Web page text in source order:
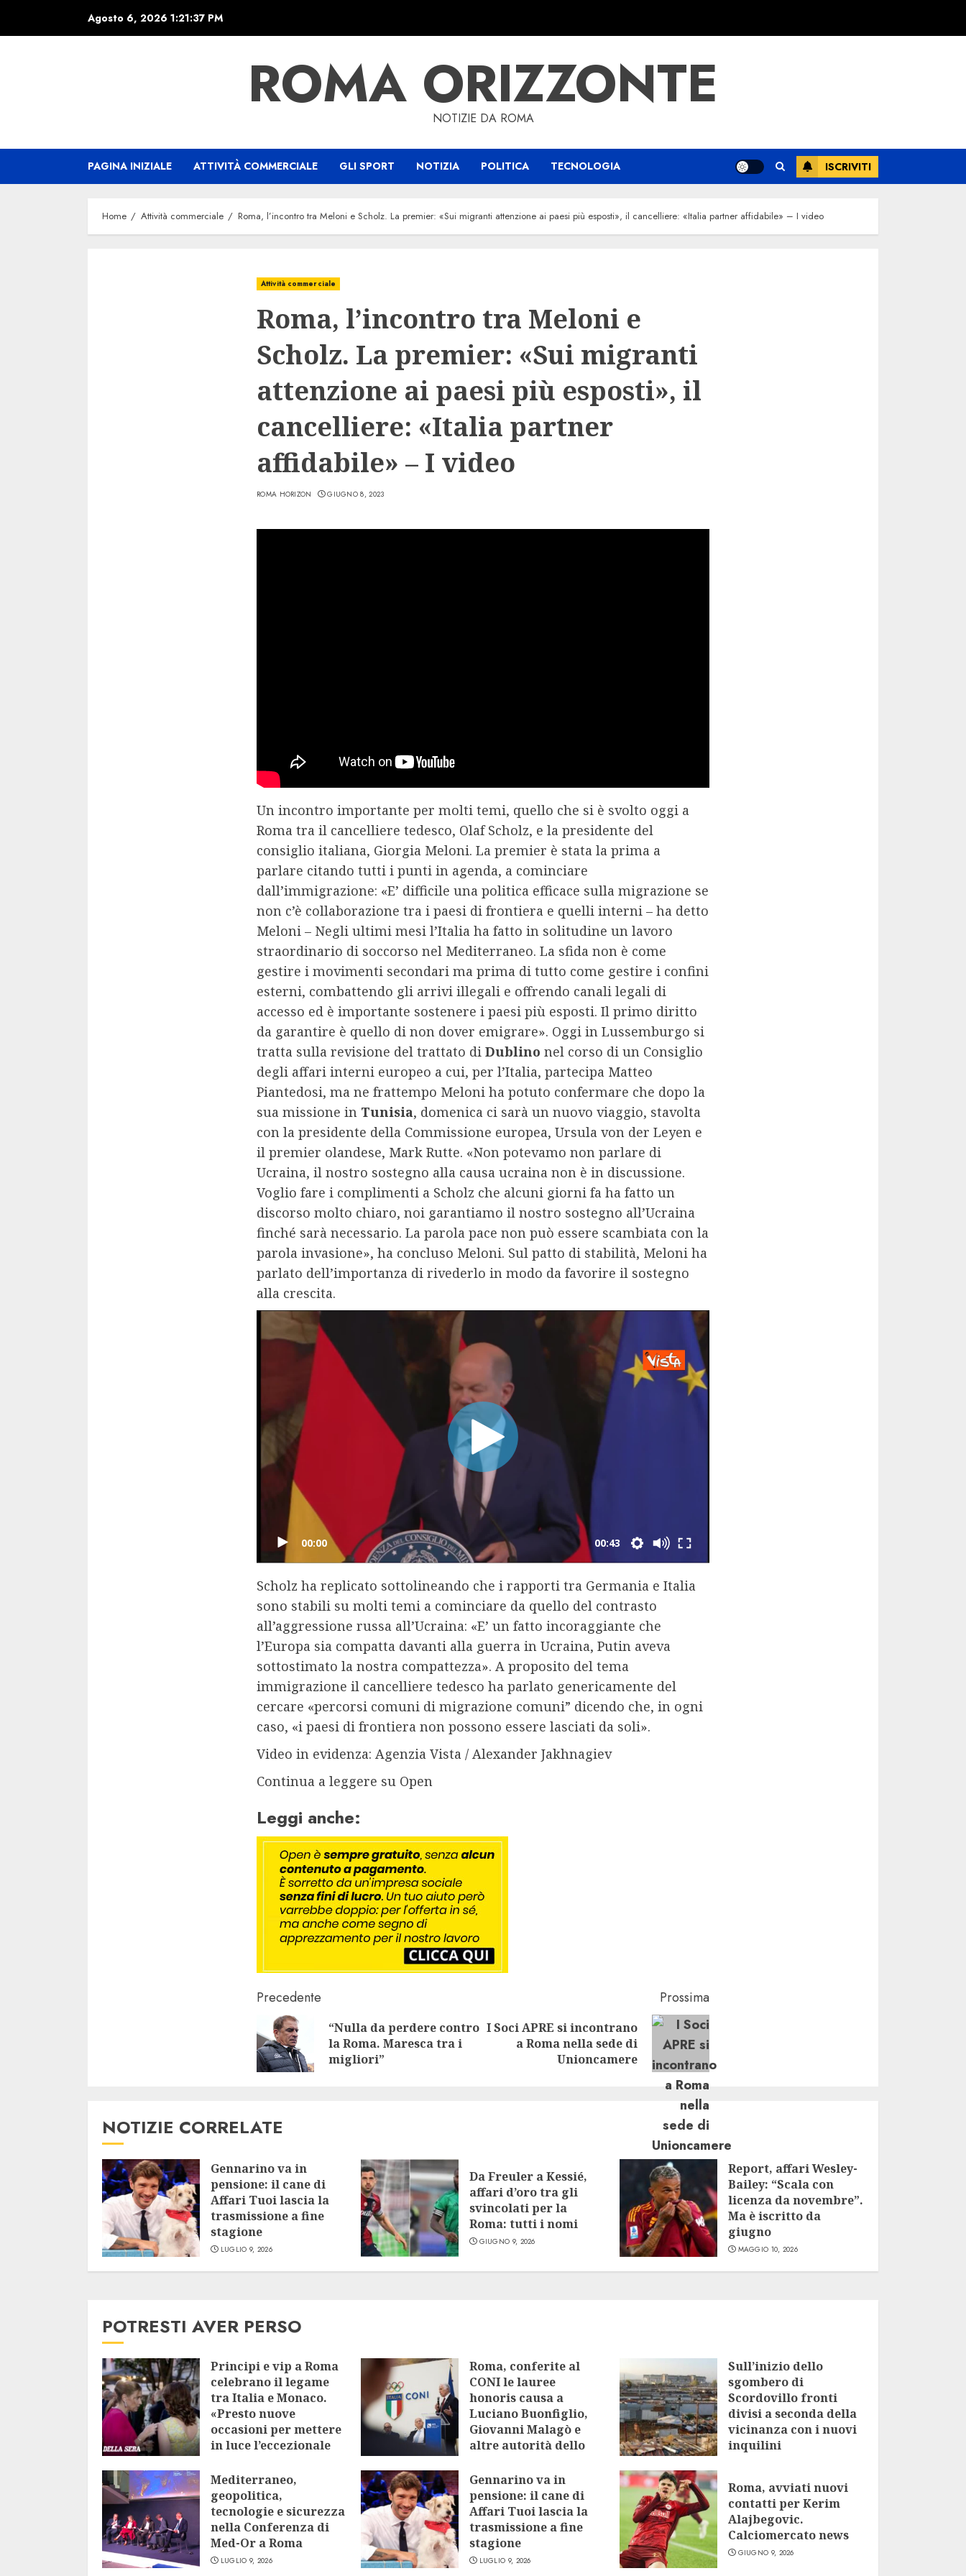
Agosto 6, 2026 1:21:38 PM
ROMA ORIZZONTE
NOTIZIE DA ROMA
PAGINA INIZIALE ATTIVITÀ COMMERCIALE GLI SPORT NOTIZIA POLITICA TECNOLOGIA ISCRIVITI
Home Attività commerciale Roma, l’incontro tra Meloni e Scholz. La premier: «Sui migranti attenzione ai paesi più esposti», il cancelliere: «Italia partner affidabile» – I video
Attività commerciale
Roma, l’incontro tra Meloni e
Scholz. La premier: «Sui migranti
attenzione ai paesi più esposti», il
cancelliere: «Italia partner
affidabile» – I video
ROMA HORIZON GIUGNO 8, 2023
Un incontro importante per molti temi, quello che si è svolto oggi a
Roma tra il cancelliere tedesco, Olaf Scholz, e la presidente del
consiglio italiana, Giorgia Meloni. La premier è stata la prima a
parlare citando tutti i punti in agenda, a cominciare
dall’immigrazione: «E’ difficile una politica efficace sulla migrazione se
non c’è collaborazione tra i paesi di frontiera e quelli interni – ha detto
Meloni – Negli ultimi mesi l’Italia ha fatto in solitudine un lavoro
straordinario di soccorso nel Mediterraneo. La sfida non è come
gestire i movimenti secondari ma prima di tutto come gestire i confini
esterni, combattendo gli arrivi illegali e offrendo canali legali di
accesso ed è importante sostenere i paesi più esposti. Il primo diritto
da garantire è quello di non dover emigrare». Oggi in Lussemburgo si
tratta sulla revisione del trattato di Dublino nel corso di un Consiglio
degli affari interni europeo a cui, per l’Italia, partecipa Matteo
Piantedosi, ma ne frattempo Meloni ha potuto confermare che dopo la
sua missione in Tunisia, domenica ci sarà un nuovo viaggio, stavolta
con la presidente della Commissione europea, Ursula von der Leyen e
il premier olandese, Mark Rutte. «Non potevamo non parlare di
Ucraina, il nostro sostegno alla causa ucraina non è in discussione.
Voglio fare i complimenti a Scholz che alcuni giorni fa ha fatto un
discorso molto chiaro, noi garantiamo il nostro sostegno all’Ucraina
finché sarà necessario. La parola pace non può essere scambiata con la
parola invasione», ha concluso Meloni. Sul patto di stabilità, Meloni ha
parlato dell’importanza di rivederlo in modo da favorire il sostegno
alla crescita.
Scholz ha replicato sottolineando che i rapporti tra Germania e Italia
sono stabili su molti temi a cominciare da quello del contrasto
all’aggressione russa all’Ucraina: «E’ un fatto incoraggiante che
l’Europa sia compatta davanti alla guerra in Ucraina, Putin aveva
sottostimato la nostra compattezza». A proposito del tema
immigrazione il cancelliere tedesco ha parlato genericamente del
cercare «percorsi comuni di migrazione comuni” dicendo che, in ogni
caso, «i paesi di frontiera non possono essere lasciati da soli».
Video in evidenza: Agenzia Vista / Alexander Jakhnagiev
Continua a leggere su Open
Leggi anche:
Continue
Reading
Precedente
Previous
“Nulla da perdere contro
la Roma. Maresca tra i
migliori”
Prossima
I Soci APRE si incontrano
a Roma nella sede di
Unioncamere
NOTIZIE CORRELATE
Gennarino va in
pensione: il cane di
Affari Tuoi lascia la
trasmissione a fine
stagione
LUGLIO 9, 2026
Da Freuler a Kessié,
affari d’oro tra gli
svincolati per la
Roma: tutti i nomi
GIUGNO 9, 2026
Report, affari Wesley-
Bailey: “Scala con
licenza da novembre”.
Ma è iscritto da
giugno
MAGGIO 10, 2026
POTRESTI AVER PERSO
Principi e vip a Roma
celebrano il legame
tra Italia e Monaco.
«Presto nuove
occasioni per mettere
in luce l’eccezionale
LUGLIO 9, 2026
Roma, conferite al
CONI le lauree
honoris causa a
Luciano Buonfiglio,
Giovanni Malagò e
altre autorità dello
LUGLIO 9, 2026
Sull’inizio dello
sgombero di
Scordovillo fronti
divisi a seconda della
vicinanza con i nuovi
inquilini
Mediterraneo,
geopolitica,
tecnologie e sicurezza
nella Conferenza di
Med-Or a Roma
LUGLIO 9, 2026
Gennarino va in
pensione: il cane di
Affari Tuoi lascia la
trasmissione a fine
stagione
LUGLIO 9, 2026
Roma, avviati nuovi
contatti per Kerim
Alajbegovic.
Calciomercato news
GIUGNO 9, 2026